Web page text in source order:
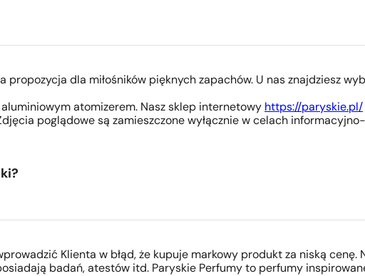
propozycja dla miłośników pięknych zapachów. U nas znajdziesz
atomizerem. Nasz sklep internetowy https://paryskie.pl/
poglądowe są zamieszczone wyłącznie w celach
Klienta w błąd, że kupuje markowy produkt za niską cenę.
badań, atestów itd. Paryskie Perfumy to perfumy